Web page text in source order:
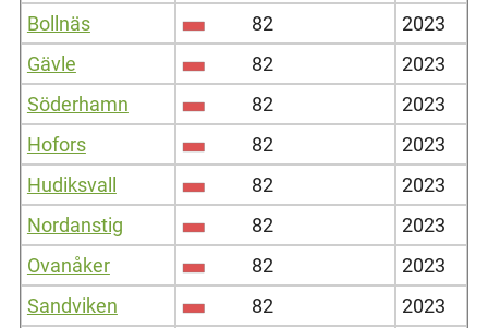
Bollnäs
82
2023
Gävle
82
2023
Söderhamn
82
2023
Hofors
82
2023
Hudiksvall
82
2023
Nordanstig
82
2023
Ovanåker
82
2023
Sandviken
82
2023